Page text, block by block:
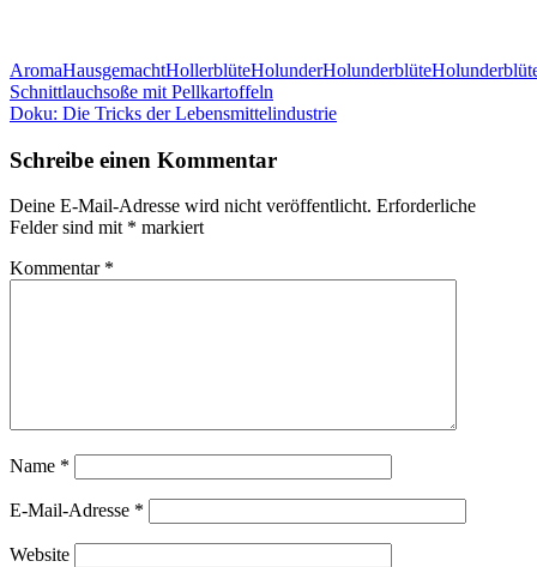
AromaHausgemachtHollerblüteHolunderHolunderblüte
Beitragsnavigation
Schnittlauchsoße mit Pellkartoffeln
Doku: Die Tricks der Lebensmittelindustrie
Schreibe einen Kommentar
Deine E-Mail-Adresse wird nicht veröffentlicht. Erforderliche
Felder sind mit * markiert
Kommentar *
Name *
E-Mail-Adresse *
Website